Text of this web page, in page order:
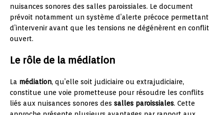
nuisances sonores des salles paroissiales. Le document
prévoit notamment un système d’alerte précoce permettant
d’intervenir avant que les tensions ne dégénèrent en conflit
ouvert.
Le rôle de la médiation
La médiation, qu’elle soit judiciaire ou extrajudiciaire,
constitue une voie prometteuse pour résoudre les conflits
liés aux nuisances sonores des salles paroissiales. Cette